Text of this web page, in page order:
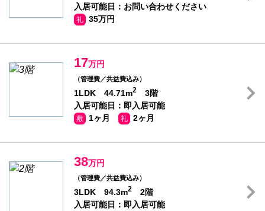
入居可能日：お問い合わせください
礼 35万円
17万円
（管理費／共益費込み）
1LDK 44.71m2
3階
入居可能日：即入居可能
敷 1ヶ月 礼 2ヶ月
38万円
（管理費／共益費込み）
3LDK 94.3m2
2階
入居可能日：即入居可能